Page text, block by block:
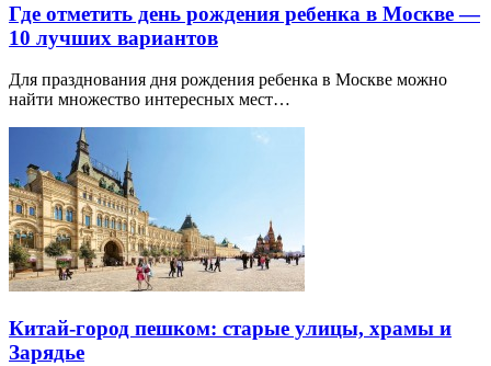
Где отметить день рождения ребенка в Москве —
10 лучших вариантов
Для празднования дня рождения ребенка в Москве можно
найти множество интересных мест…
Китай-город пешком: старые улицы, храмы и
Зарядье